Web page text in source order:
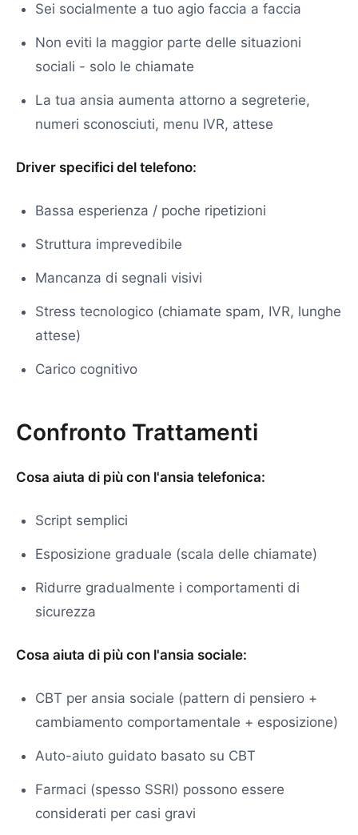
Sei socialmente a tuo agio faccia a faccia
Non eviti la maggior parte delle situazioni
sociali - solo le chiamate
La tua ansia aumenta attorno a segreterie,
numeri sconosciuti, menu IVR, attese
Driver specifici del telefono:
Bassa esperienza / poche ripetizioni
Struttura imprevedibile
Mancanza di segnali visivi
Stress tecnologico (chiamate spam, IVR, lunghe
attese)
Carico cognitivo
Confronto Trattamenti
Cosa aiuta di più con l'ansia telefonica:
Script semplici
Esposizione graduale (scala delle chiamate)
Ridurre gradualmente i comportamenti di
sicurezza
Cosa aiuta di più con l'ansia sociale:
CBT per ansia sociale (pattern di pensiero +
cambiamento comportamentale + esposizione)
Auto-aiuto guidato basato su CBT
Farmaci (spesso SSRI) possono essere
considerati per casi gravi